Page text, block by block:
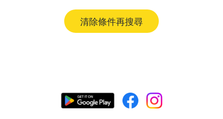
清除條件再搜尋